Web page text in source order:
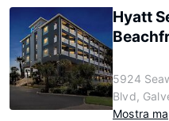
Hyatt
5924
Blvd,
Mostra